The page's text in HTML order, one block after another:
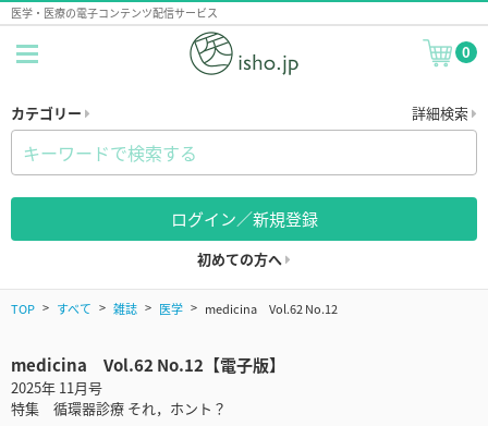
医学・医療の電子コンテンツ配信サービス
0
カテゴリー 詳細検索
ログイン／新規登録
初めての方へ
TOP すべて 雑誌 医学 medicina Vol.62 No.12
medicina Vol.62 No.12【電子版】
2025年 11月号
特集 循環器診療 それ，ホント？